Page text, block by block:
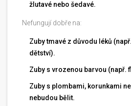
žlutavé nebo šedavé.
Nefungují dobře na:
Zuby tmavé z důvodu léků
dětství).
Zuby s vrozenou barvou (např.
Zuby s plombami, korunkami
nebudou bělit.